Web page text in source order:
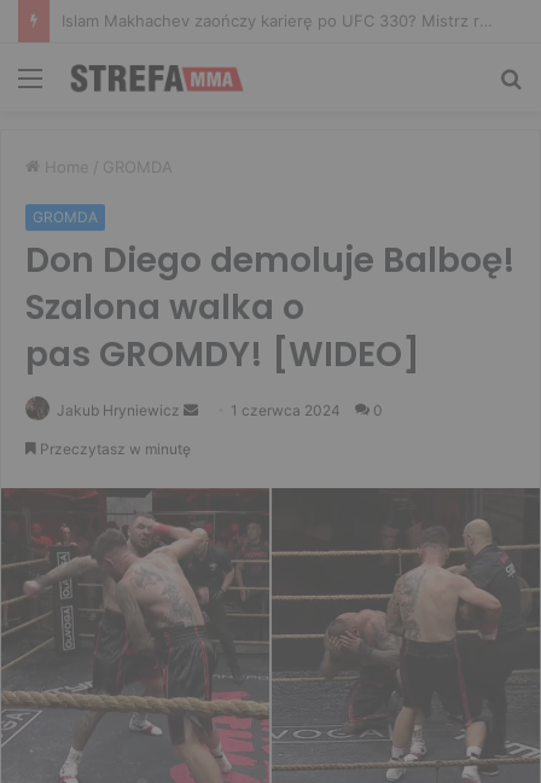
Menu
Home / GROMDA
GROMDA
Don Diego demoluje Balboę!
Szalona walka o
pas GROMDY! [WIDEO]
Jakub Hryniewicz
Send 1 czerwca 2024 0
Przeczytasz w minutę